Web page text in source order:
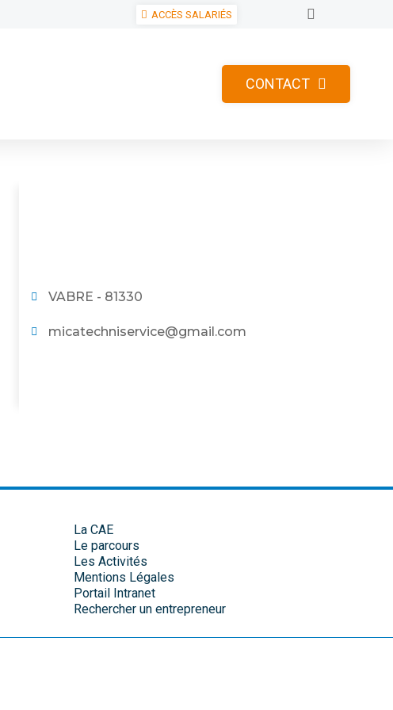
ACCÈS SALARIÉS
CONTACT
VABRE - 81330
micatechniservice@gmail.com
La CAE
Le parcours
Les Activités
Mentions Légales
Portail Intranet
Rechercher un entrepreneur